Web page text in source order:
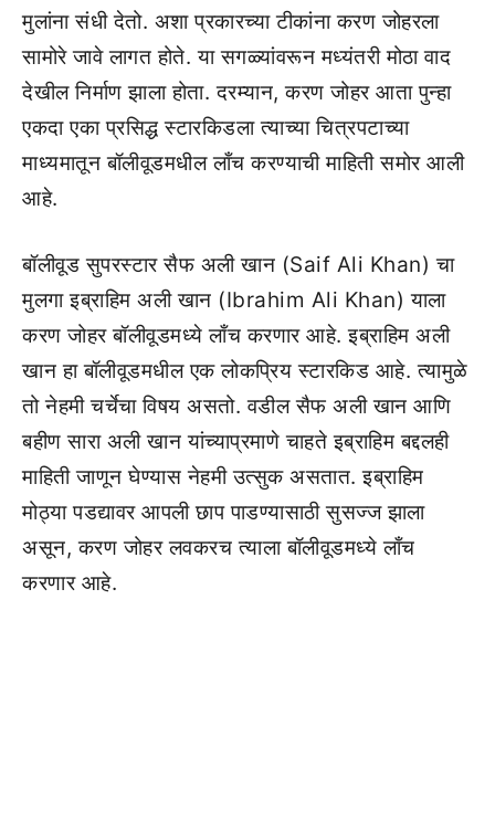
मुलांना संधी देतो. अशा प्रकारच्या टीकांना करण जोहरला
सामोरे जावे लागत होते. या सगळ्यांवरून मध्यंतरी मोठा वाद
देखील निर्माण झाला होता. दरम्यान, करण जोहर आता पुन्हा
एकदा एका प्रसिद्ध स्टारकिडला त्याच्या चित्रपटाच्या
माध्यमातून बॉलीवूडमधील लाँच करण्याची माहिती समोर आली
आहे.
बॉलीवूड सुपरस्टार सैफ अली खान (Saif Ali Khan) चा
मुलगा इब्राहिम अली खान (Ibrahim Ali Khan) याला
करण जोहर बॉलीवूडमध्ये लाँच करणार आहे. इब्राहिम अली
खान हा बॉलीवूडमधील एक लोकप्रिय स्टारकिड आहे. त्यामुळे
तो नेहमी चर्चेचा विषय असतो. वडील सैफ अली खान आणि
बहीण सारा अली खान यांच्याप्रमाणे चाहते इब्राहिम बद्दलही
माहिती जाणून घेण्यास नेहमी उत्सुक असतात. इब्राहिम
मोठ्या पडद्यावर आपली छाप पाडण्यासाठी सुसज्ज झाला
असून, करण जोहर लवकरच त्याला बॉलीवूडमध्ये लाँच
करणार आहे.